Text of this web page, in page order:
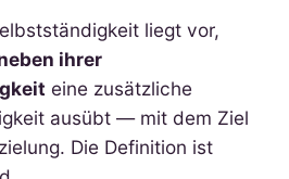
liegt vor,
ihrer
eine zusätzliche
ausübt — mit dem Ziel
Die Definition ist